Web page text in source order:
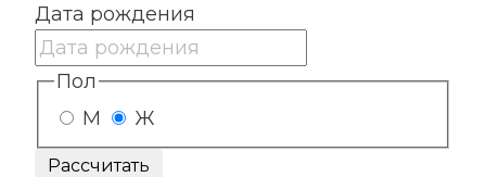
Дата рождения
Пол
М
Ж
Рассчитать